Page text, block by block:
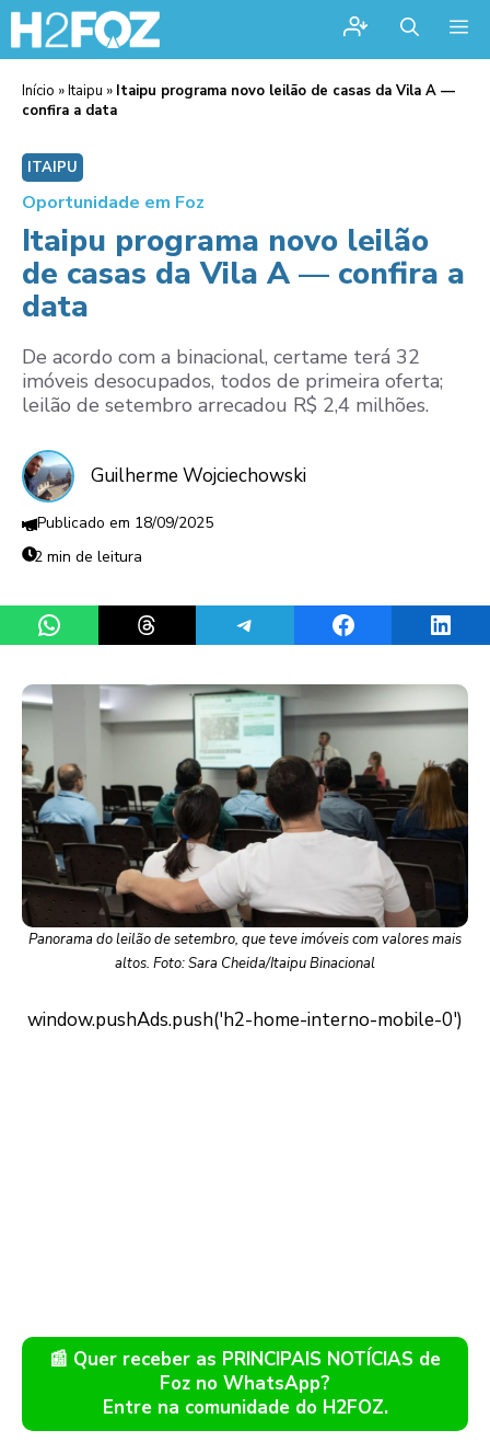
Início »Itaipu » Itaipu programa novo leilão de casas da Vila A —
confira a data
ITAIPU
Oportunidade em Foz
Itaipu programa novo leilão
de casas da Vila A — confira a
data
De acordo com a binacional, certame terá 32
imóveis desocupados, todos de primeira oferta;
leilão de setembro arrecadou R$ 2,4 milhões.
Guilherme Wojciechowski
18/09/2025
2 min de leitura
Share on WhatsAppShare on ThreadsShare on TelegramShare on Facebook
Panorama do leilão de setembro, que teve imóveis com valores mais
altos. Foto: Sara Cheida/Itaipu Binacional
📰 Quer receber as PRINCIPAIS NOTÍCIAS de
Foz no WhatsApp?
Entre na comunidade do H2FOZ.